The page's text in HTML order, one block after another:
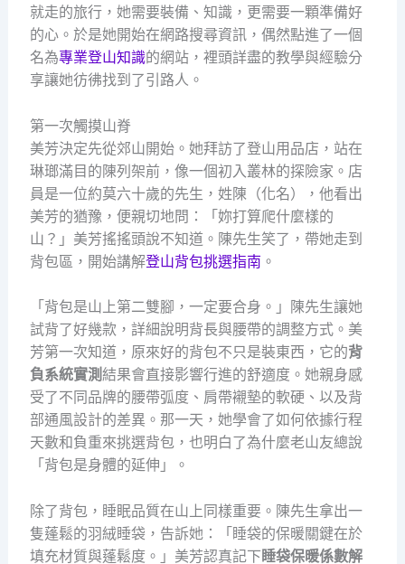
就走的旅行，她需要裝備、知識，更需要一顆準備好
的心。於是她開始在網路搜尋資訊，偶然點進了一個
名為專業登山知識的網站，裡頭詳盡的教學與經驗分
享讓她彷彿找到了引路人。
第一次觸摸山脊
美芳決定先從郊山開始。她拜訪了登山用品店，站在
琳瑯滿目的陳列架前，像一個初入叢林的探險家。店
員是一位約莫六十歲的先生，姓陳（化名），他看出
美芳的猶豫，便親切地問：「妳打算爬什麼樣的
山？」美芳搖搖頭說不知道。陳先生笑了，帶她走到
背包區，開始講解登山背包挑選指南 。
「背包是山上第二雙腳，一定要合身。」陳先生讓她
試背了好幾款，詳細說明背長與腰帶的調整方式。美
芳第一次知道，原來好的背包不只是裝東西，它的背
負系統實測結果會直接影響行進的舒適度。她親身感
受了不同品牌的腰帶弧度、肩帶襯墊的軟硬、以及背
部通風設計的差異。那一天，她學會了如何依據行程
天數和負重來挑選背包，也明白了為什麼老山友總說
「背包是身體的延伸」。
除了背包，睡眠品質在山上同樣重要。陳先生拿出一
隻蓬鬆的羽絨睡袋，告訴她：「睡袋的保暖關鍵在於
填充材質與蓬鬆度。」美芳認真記下 睡袋保暖係數解